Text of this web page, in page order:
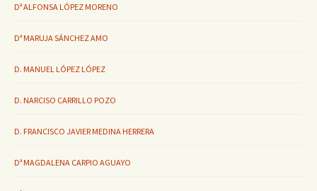
Dª ALFONSA LÓPEZ MORENO
Dª MARUJA SÁNCHEZ AMO
D. MANUEL LÓPEZ LÓPEZ
D. NARCISO CARRILLO POZO
D. FRANCISCO JAVIER MEDINA HERRERA
Dª MAGDALENA CARPIO AGUAYO